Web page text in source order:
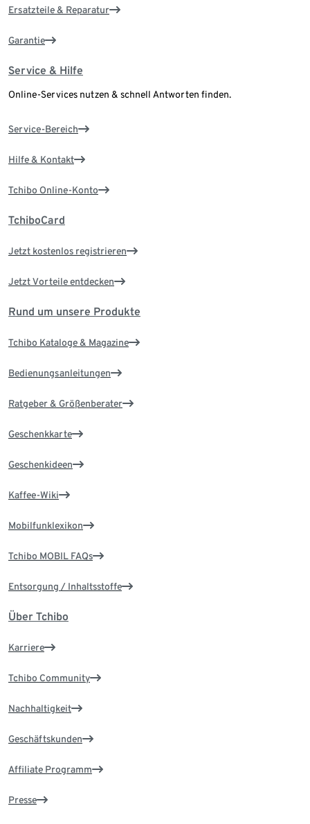
Ersatzteile & Reparatur
Garantie
Service & Hilfe
Online-Services nutzen & schnell Antworten finden.
Service-Bereich
Hilfe & Kontakt
Tchibo Online-Konto
TchiboCard
Jetzt kostenlos registrieren
Jetzt Vorteile entdecken
Rund um unsere Produkte
Tchibo Kataloge & Magazine
Bedienungsanleitungen
Ratgeber & Größenberater
Geschenkkarte
Geschenkideen
Kaffee-Wiki
Mobilfunklexikon
Tchibo MOBIL FAQs
Entsorgung / Inhaltsstoffe
Über Tchibo
Karriere
Tchibo Community
Nachhaltigkeit
Geschäftskunden
Affiliate Programm
Presse